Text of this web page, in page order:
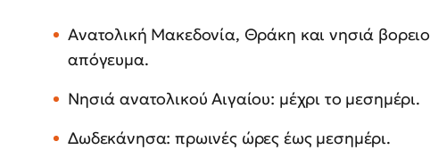
Ανατολική Μακεδονία, Θράκη και νησιά
απόγευμα.
Νησιά ανατολικού Αιγαίου: μέχρι το μεσημέρι.
Δωδεκάνησα: πρωινές ώρες έως μεσημέρι.